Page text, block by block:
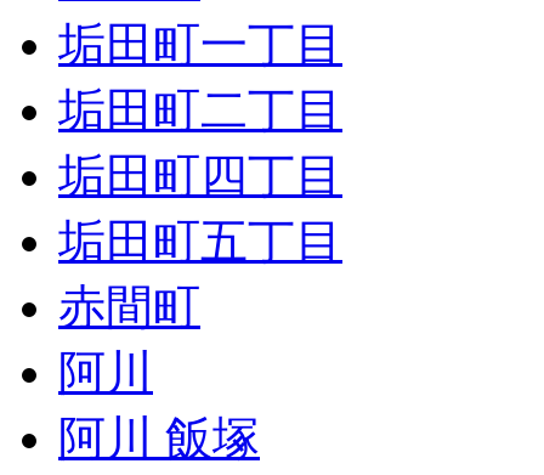
垢田町一丁目
垢田町二丁目
垢田町四丁目
垢田町五丁目
赤間町
阿川
阿川 飯塚